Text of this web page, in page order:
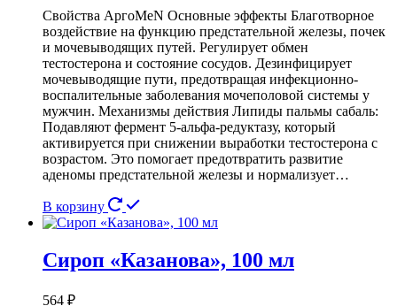
Свойства АргоMeN Основные эффекты Благотворное
воздействие на функцию предстательной железы, почек
и мочевыводящих путей. Регулирует обмен
тестостерона и состояние сосудов. Дезинфицирует
мочевыводящие пути, предотвращая инфекционно-
воспалительные заболевания мочеполовой системы у
мужчин. Механизмы действия Липиды пальмы сабаль:
Подавляют фермент 5-альфа-редуктазу, который
активируется при снижении выработки тестостерона с
возрастом. Это помогает предотвратить развитие
аденомы предстательной железы и нормализует…
В корзину
Сироп «Казанова», 100 мл
564 ₽